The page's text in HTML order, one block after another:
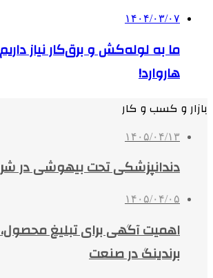
۱۴۰۴/۰۳/۰۷
ما به لوله‌کش و برق‌کار نیاز
هاروارد!
بازار و کسب و کار
۱۴۰۵/۰۴/۱۳
دندانپزشکی تحت بیهوشی در
۱۴۰۵/۰۴/۰۵
اهمیت آگهی برای تبلیغ
برندینگ در صنعت